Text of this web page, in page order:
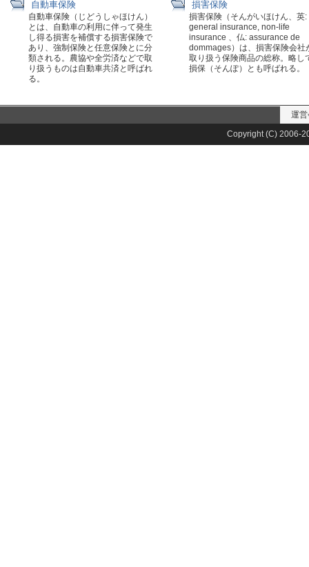
自動車保険
自動車保険（じどうしゃほけん）
とは、自動車の利用に伴って発生
し得る損害を補償する損害保険で
あり、強制保険と任意保険とに分
類される。農協や全労済などで取
り扱うものは自動車共済と呼ばれ
る。
損害保険
損害保険（そんがいほけん、英:
general insurance, non-life
insurance 、仏: assurance de
dommages）は、損害保険会社
取り扱う保険商品の総称。略し
損保（そんぽ）とも呼ばれる。
運
Copyright (C) 2006-